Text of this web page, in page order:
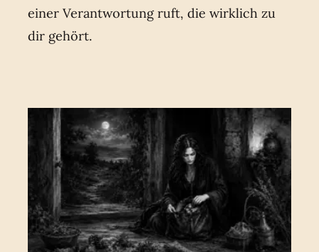
einer Verantwortung ruft, die wirklich zu
dir gehört.